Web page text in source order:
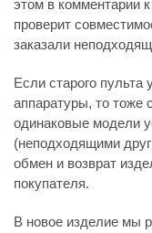
этом в комментарии
проверит
заказали
Если старого пульта
аппаратуры, то тоже
одинаковые модели
(неподходящими
обмен и возврат
покупателя.
В новое изделие мы